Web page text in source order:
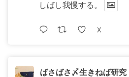
しばし我慢する。
X
ばさばさ〆生きねば研究